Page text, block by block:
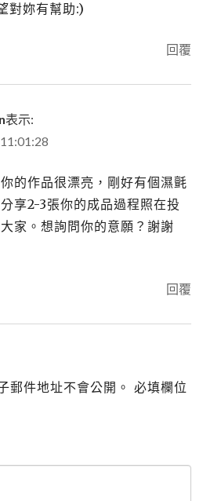
對妳有幫助:)
回覆
表示:
的作品很漂亮，剛好有個濕氈
享2-3張你的成品過程照在投
家。想詢問你的意願？謝謝
回覆
郵件地址不會公開。 必填欄位